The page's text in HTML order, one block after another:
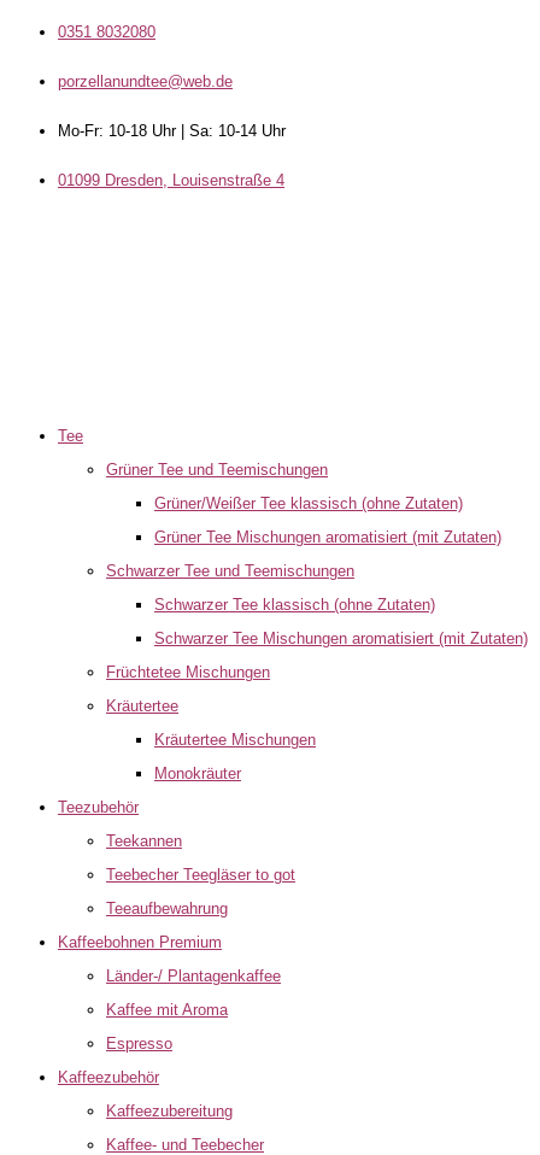
0351 8032080
porzellanundtee@web.de
Mo-Fr: 10-18 Uhr | Sa: 10-14 Uhr
01099 Dresden, Louisenstraße 4
Tee
Grüner Tee und Teemischungen
Grüner/Weißer Tee klassisch (ohne Zutaten)
Grüner Tee Mischungen aromatisiert (mit Zutaten)
Schwarzer Tee und Teemischungen
Schwarzer Tee klassisch (ohne Zutaten)
Schwarzer Tee Mischungen aromatisiert (mit Zutaten)
Früchtetee Mischungen
Kräutertee
Kräutertee Mischungen
Monokräuter
Teezubehör
Teekannen
Teebecher Teegläser to got
Teeaufbewahrung
Kaffeebohnen Premium
Länder-/ Plantagenkaffee
Kaffee mit Aroma
Espresso
Kaffeezubehör
Kaffeezubereitung
Kaffee- und Teebecher